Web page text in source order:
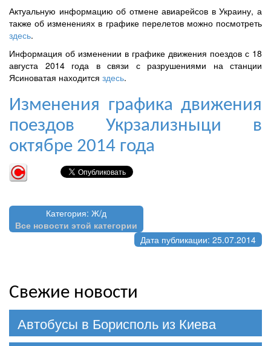
Актуальную информацию об отмене авиарейсов в Украину, а
также об изменениях в графике перелетов можно посмотреть
здесь.
Информация об изменении в графике движения поездов с 18
августа 2014 года в связи с разрушениями на станции
Ясиноватая находится здесь.
Изменения графика движения
поездов Укрзализныци в
октябре 2014 года
Категория: Ж/д
Все новости этой категории
Дата публикации: 25.07.2014
Свежие новости
Автобусы в Борисполь из Киева